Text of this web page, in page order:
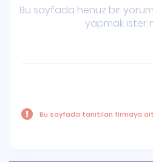
Bu sayfada henüz bir
yapmak ister
Bu sayfada tanıtılan firmaya ait